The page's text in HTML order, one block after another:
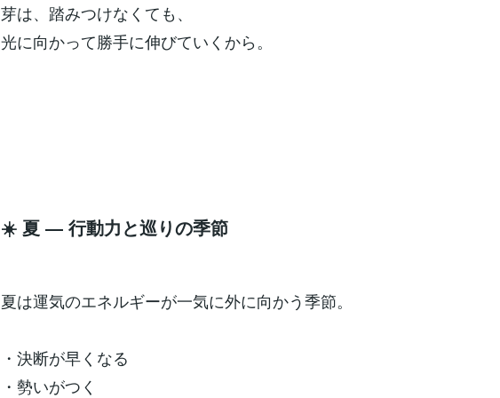
芽は、踏みつけなくても、
光に向かって勝手に伸びていくから。
☀️ 夏 ― 行動力と巡りの季節
夏は運気のエネルギーが一気に外に向かう季節。
・決断が早くなる
・勢いがつく